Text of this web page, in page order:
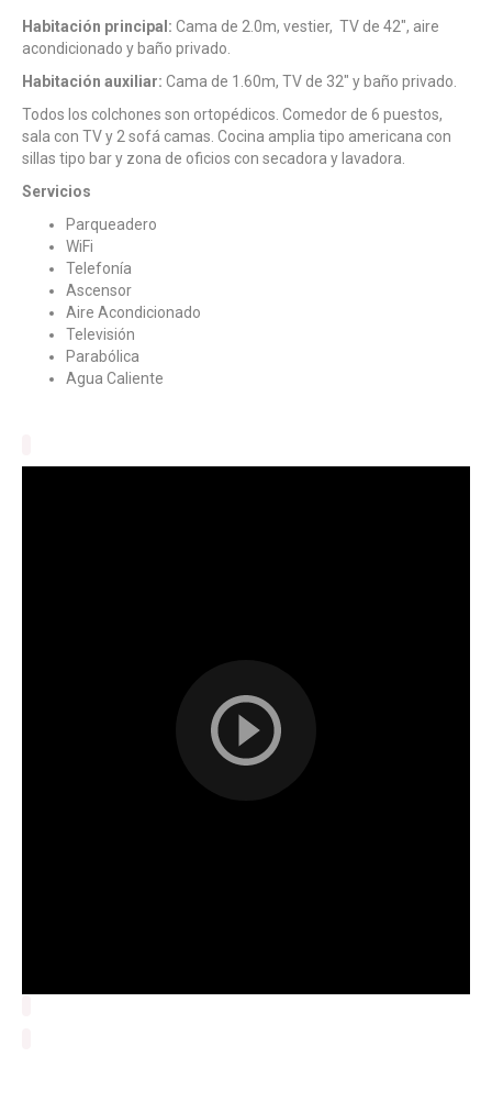
Habitación principal: Cama de 2.0m, vestier, TV de 42″, aire
acondicionado y baño privado.
Habitación auxiliar: Cama de 1.60m, TV de 32″ y baño privado.
Todos los colchones son ortopédicos. Comedor de 6 puestos,
sala con TV y 2 sofá camas. Cocina amplia tipo americana con
sillas tipo bar y zona de oficios con secadora y lavadora.
Servicios
Parqueadero
WiFi
Telefonía
Ascensor
Aire Acondicionado
Televisión
Parabólica
Agua Caliente